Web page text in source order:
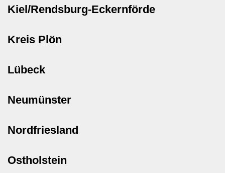
Kiel/Rendsburg-Eckernförde
Kreis Plön
Lübeck
Neumünster
Nordfriesland
Ostholstein